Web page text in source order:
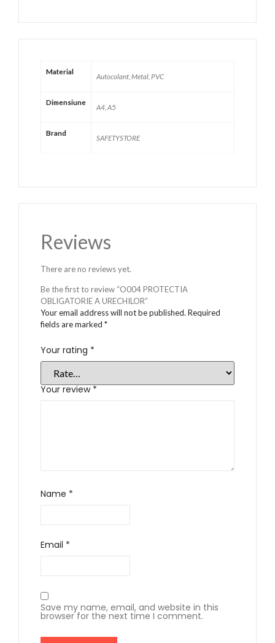
Material
Autocolant, Metal, PVC
Dimensiune
A4, A5
Brand
SAFETYSTORE
Reviews
There are no reviews yet.
Be the first to review “O004 PROTECTIA
OBLIGATORIE A URECHILOR”
Your email address will not be published. Required
fields are marked *
Your rating *
Your review *
Name *
Email *
Save my name, email, and website in this
browser for the next time I comment.